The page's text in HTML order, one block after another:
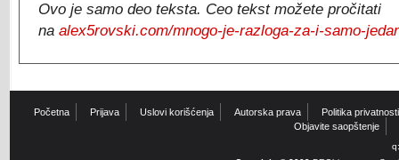
Ovo je samo deo teksta. Ceo tekst možete pročitati
na alex5rovski.com/mnogo-je-razloga-za-i-samo-
Početna Prijava Uslovi korišćenja Autorska prava
Politika privatnosti
Objavite saopštenje